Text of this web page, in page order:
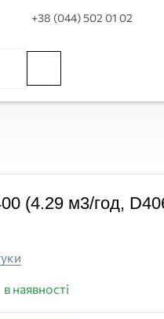
+38 (044) 502 01 02
(4.29 м3/год,
в наявності